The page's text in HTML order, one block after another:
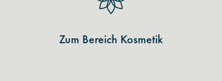
Zum Bereich Kosmetik